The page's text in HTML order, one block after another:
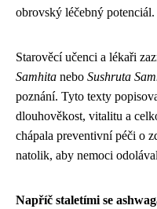
obrovský léčebný potenciál.
Starověcí učenci a lékaři
Samhita nebo Sushruta
poznání. Tyto texty
dlouhověkost, vitalitu a
chápala preventivní péči o
natolik, aby nemoci
Napříč staletími se